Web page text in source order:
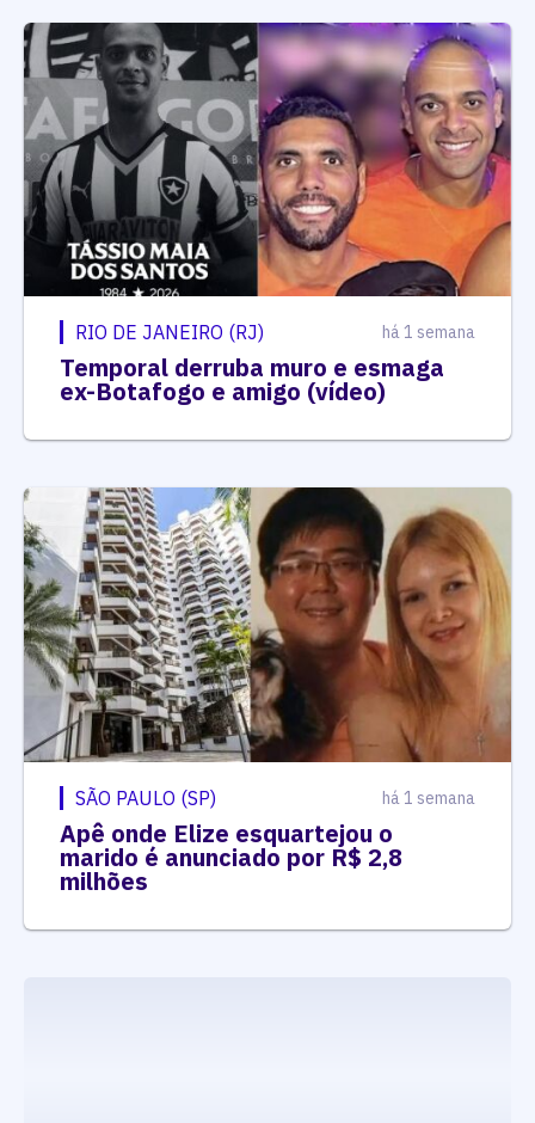
RIO DE JANEIRO (RJ) há 1 semana
Temporal derruba muro e esmaga
ex-Botafogo e amigo (vídeo)
SÃO PAULO (SP) há 1 semana
Apê onde Elize esquartejou o
marido é anunciado por R$ 2,8
milhões